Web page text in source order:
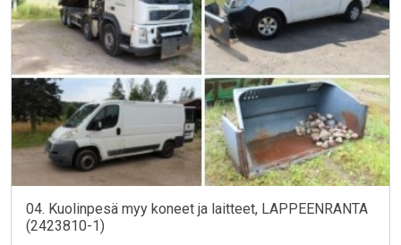
04. Kuolinpesä myy koneet ja laitteet, LAPPEENRANTA
(2423810-1)